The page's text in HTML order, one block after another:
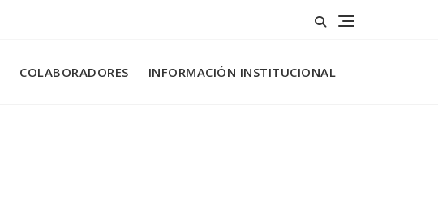
COLABORADORES INFORMACIÓN INSTITUCIONAL